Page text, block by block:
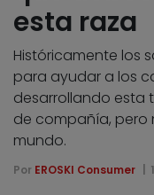
esta raza
Históricamente los
para ayudar a los
desarrollando esta
de compañía,
mundo.
Por EROSKI Consumer